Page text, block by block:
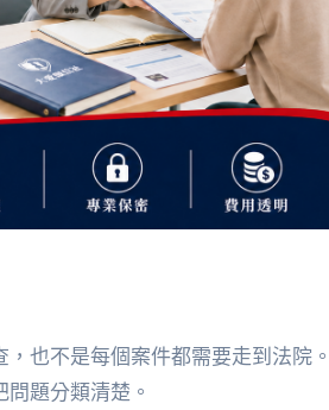
也不是每個案件都需要走到法院。
題分類清楚。